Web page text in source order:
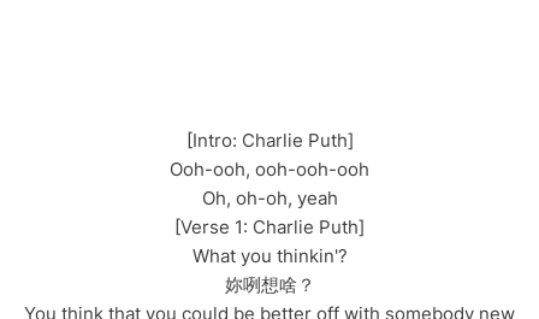
[Intro: Charlie Puth]
Ooh-ooh, ooh-ooh-ooh
Oh, oh-oh, yeah
[Verse 1: Charlie Puth]
What you thinkin'?
妳咧想啥？
You think that you could be better off with somebody new